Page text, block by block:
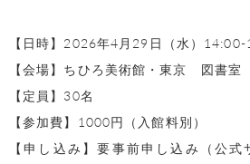
【日時】2026年4月29日（水）
【会場】ちひろ美術館・東京 図書室
【定員】30名
【参加費】1000円（入館料別）
【申し込み】要事前申し込み（公